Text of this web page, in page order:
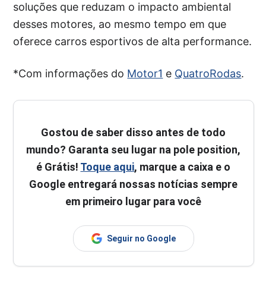
soluções que reduzam o impacto ambiental
desses motores, ao mesmo tempo em que
oferece carros esportivos de alta performance.
*Com informações do Motor1 e QuatroRodas.
Gostou de saber disso antes de todo
mundo? Garanta seu lugar na pole position,
é Grátis! Toque aqui, marque a caixa e o
Google entregará nossas notícias sempre
em primeiro lugar para você
Seguir no Google